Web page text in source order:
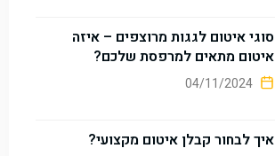
סוגי איטום לגגות מרוצפים – איזה
איטום מתאים למרפסת שלכם?
איך לבחור קבלן איטום מקצועי?